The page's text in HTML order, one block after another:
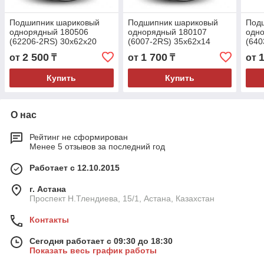
Подшипник шариковый
однорядный 180506
(62206-2RS) 30x62x20
от 2 500 ₸
Купить
Подшипник шариковый
однорядный 180107
(6007-2RS) 35x62x14
от 1 700₸
Купить
от
О нас
Рейтинг не сформирован
Менее 5 отзывов за последний год
Работает с 12.10.2015
г. Астана
Проспект Н.Тлендиева, 15/1, Астана, Казахстан
Контакты
Сегодня работает с 09:30 до 18:30
Показать весь график работы